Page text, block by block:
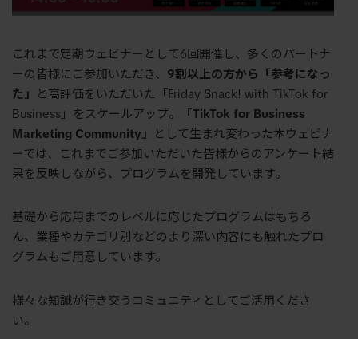
これまで定期ウェビナーとして 6回 開催し、多くのパートナ
ーの皆様にご参加いただき、 9割以上の方から「参考になっ
た」
と高評価をいただいた「Friday Snack! with TikTok for
Business」をスケールアップ。
「TikTok for Business
Marketing Community」
として生まれ変わった本ウェビナ
ーでは、これまでご参加いただいた皆様からのアンケート結
果を反映しながら、プログラムを開発しています。
基礎から応用までのレベルに応じたプログラムはもちろ
ん、業種やカテゴリ別などのより深い内容にも触れたプロ
グラムもご用意しています。
様々な知識が行き交うコミュニティとしてご活用くださ
い。